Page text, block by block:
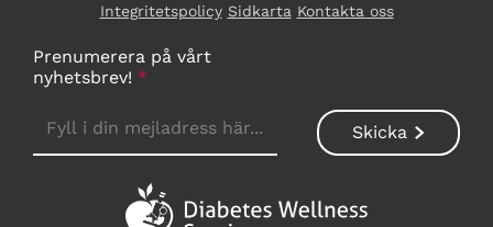
Integritetspolicy Sidkarta Kontakta oss
Prenumerera på vårt
nyhetsbrev! *